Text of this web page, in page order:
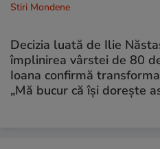
Stiri Mondene
Decizia luată de Ilie
împlinirea vârstei de 80
Ioana confirmă
„Mă bucur că își dorește